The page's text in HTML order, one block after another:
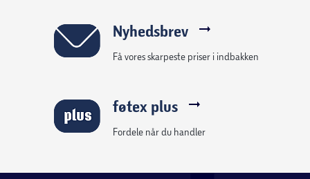
Nyhedsbrev
Få vores skarpeste priser i indbakken
føtex plus
Fordele når du handler